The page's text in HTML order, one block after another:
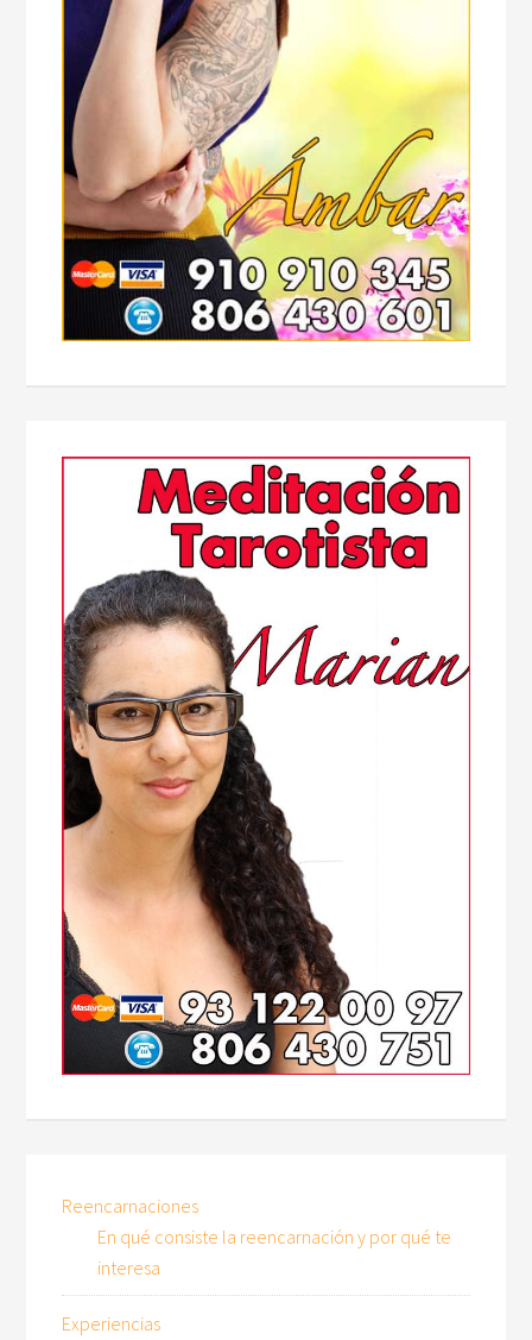
Reencarnaciones
En qué consiste la reencarnación y por qué te
interesa
Experiencias